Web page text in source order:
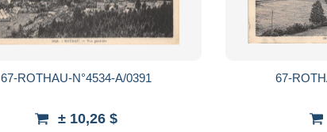
67-ROTHAU-N°4534-A/0391
± 10,26 $
67-